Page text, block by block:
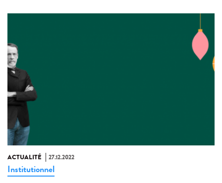
ACTUALITÉ 27.12.2022
Institutionnel